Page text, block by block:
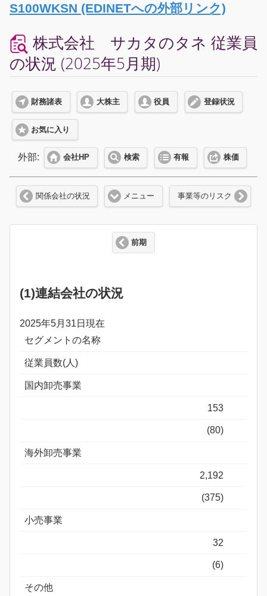
S100WKSN (EDINETへの外部リンク)
株式会社 サカタのタネ 従業員
の状況 (2025年5月期)
財務諸表 大株主 役員 登録状況
お気に入り
外部: 会社HP 検索 有報 株価
関係会社の状況 メニュー 事業等のリスク
前期
(1)連結会社の状況
2025年5月31日現在
セグメントの名称
従業員数(人)
国内卸売事業
153
(80)
海外卸売事業
2,192
(375)
小売事業
32
(6)
その他